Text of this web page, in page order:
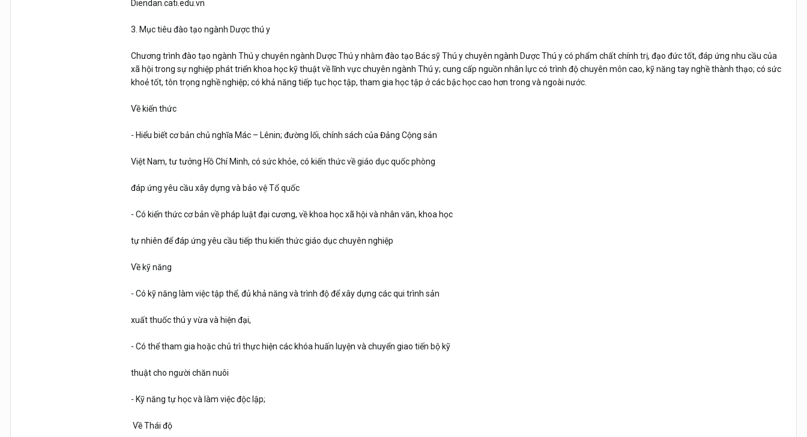
Diendan.cati.edu.vn
3. Mục tiêu đào tạo ngành Dược thú y
Chương trình đào tạo ngành Thú y chuyên ngành Dược Thú y nhằm đào tạo Bác sỹ Thú y chuyên ngành Dược Thú y có phẩm chất chính trị, đạo đức tốt, đáp ứng nhu cầu của
xã hội trong sự nghiệp phát triển khoa học kỹ thuật về lĩnh vực chuyên ngành Thú y; cung cấp nguồn nhân lực có trình độ chuyên môn cao, kỹ năng tay nghề thành thạo; có sức
khoẻ tốt, tôn trọng nghề nghiệp; có khả năng tiếp tục học tập, tham gia học tập ở các bậc học cao hơn trong và ngoài nước.
Về kiến thức
- Hiểu biết cơ bản chủ nghĩa Mác – Lênin; đường lối, chính sách của Đảng Cộng sản
Việt Nam, tư tưởng Hồ Chí Minh, có sức khỏe, có kiến thức về giáo dục quốc phòng
đáp ứng yêu cầu xây dựng và bảo vệ Tổ quốc
- Có kiến thức cơ bản về pháp luật đại cương, về khoa học xã hội và nhân văn, khoa học
tự nhiên để đáp ứng yêu cầu tiếp thu kiến thức giáo dục chuyên nghiệp
Về kỹ năng
- Có kỹ năng làm việc tập thể, đủ khả năng và trình độ để xây dựng các qui trình sản
xuất thuốc thú y vừa và hiện đại,
- Có thể tham gia hoặc chủ trì thực hiện các khóa huấn luyện và chuyển giao tiến bộ kỹ
thuật cho người chăn nuôi
- Kỹ năng tự học và làm việc độc lập;
Về Thái độ